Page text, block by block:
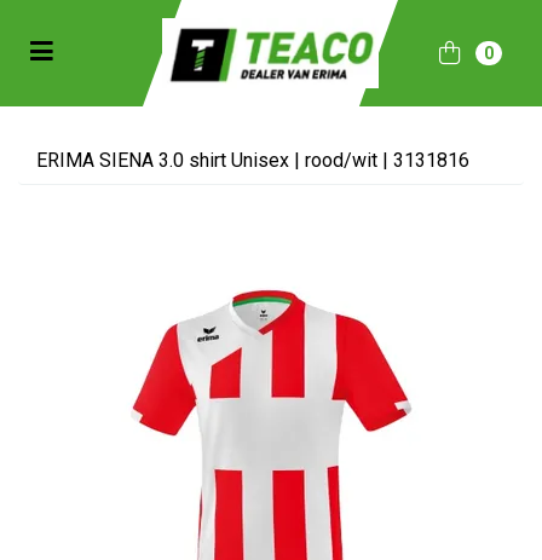
(Sportkleding)
(Collecties)
Toggle navigation 0
ERIMA SIENA 3.0 shirt Unisex | rood/wit | 3131816